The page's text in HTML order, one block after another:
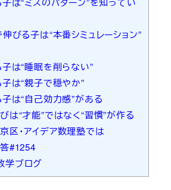
びる子は“本番シミュレーション”
は“睡眠を削らない”
は“親子で穏やか”
は“自己効力感”がある
は“才能”ではなく“習慣”が作る
区・アイデア数理塾では
#1254
学ブログ